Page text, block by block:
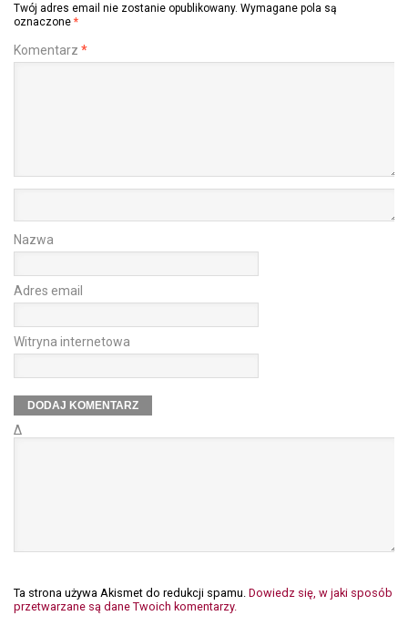
Twój adres email nie zostanie opublikowany. Wymagane pola są
oznaczone *
Komentarz *
Nazwa
Adres email
Witryna internetowa
Δ
Ta strona używa Akismet do redukcji spamu. Dowiedz się, w jaki sposób
przetwarzane są dane Twoich komentarzy.